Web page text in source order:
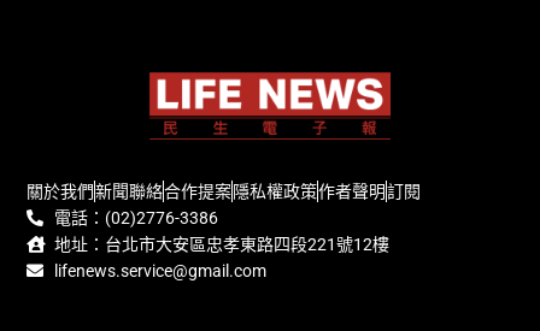
關於我們新聞聯絡合作提案隱私權政策作者聲明訂閱
電話：(02)2776-3386
地址：台北市大安區忠孝東路四段221號12樓
lifenews.service@gmail.com